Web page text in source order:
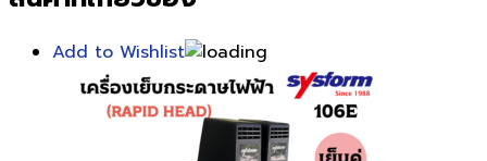
Add to Wishlist